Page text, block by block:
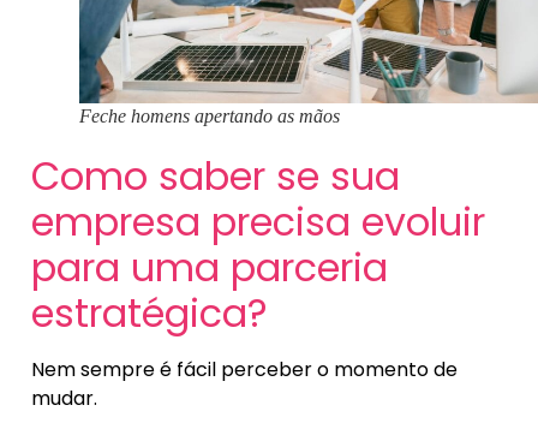
Feche homens apertando as mãos
Como saber se sua
empresa precisa evoluir
para uma parceria
estratégica?
Nem sempre é fácil perceber o momento de
mudar.